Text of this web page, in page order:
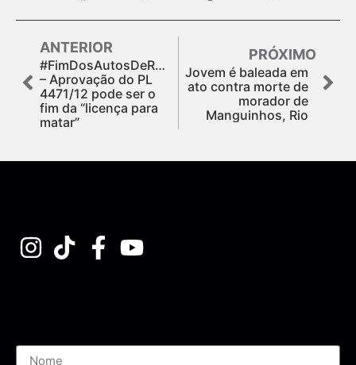
ANTERIOR
#FimDosAutosDeResistencia
– Aprovação do PL
4471/12 pode ser o
fim da “licença para
matar”
PRÓXIMO
Jovem é baleada em
ato contra morte de
morador de
Manguinhos, Rio